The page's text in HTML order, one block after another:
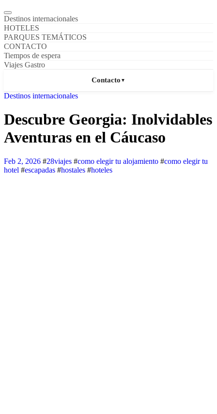
Destinos internacionales
HOTELES
PARQUES TEMÁTICOS
CONTACTO
Tiempos de espera
Viajes Gastro
Contacto ▼
Destinos internacionales
Descubre Georgia: Inolvidables
Aventuras en el Cáucaso
Feb 2, 2026 #28viajes #como elegir tu alojamiento #como elegir tu
hotel #escapadas #hostales #hoteles